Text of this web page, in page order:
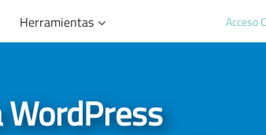
Herramientas
Acceso